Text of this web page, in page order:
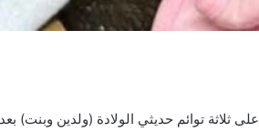
على ثلاثة توائم حديثي الولادة (ولدين